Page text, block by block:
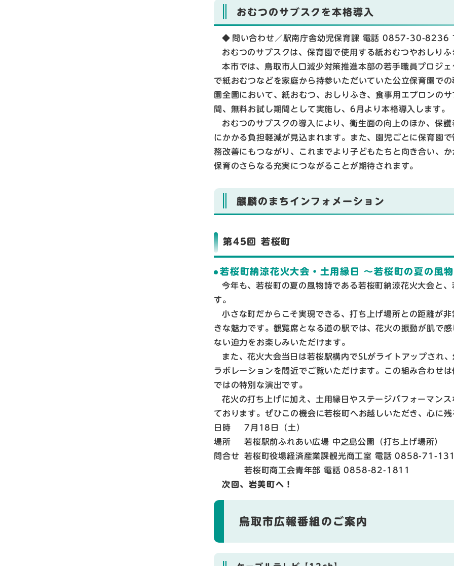
おむつのサブスクを本格導入
問い合わせ／駅南庁舎幼児保育課 電話 0857-30-
おむつのサブスクは、保育園で使用する紙おむつやおしり
本市では、鳥取市人口減少対策推進本部の若手職員プロジ
で紙おむつなどを家庭から持参いただいていた公立保育園で
園全園において、紙おむつ、おしりふき、食事用エプロンの
間、無料お試し期間として実施し、6月より本格導入します。
おむつのサブスクの導入により、衛生面の向上のほか、保
にかかる負担軽減が見込まれます。また、園児ごとに保育園
務改善にもつながり、これまでより子どもたちと向き合い、
保育のさらなる充実につながることが期待されます。
麒麟のまちインフォメーション
第45回 若桜町
若桜町納涼花火大会・土用縁日 ～若桜町の夏の風
今年も、若桜町の夏の風物詩である若桜町納涼花火大会と
す。
小さな町だからこそ実現できる、打ち上げ場所との距離が
きな魅力です。観覧席となる道の駅では、花火の振動が肌で
ない迫力をお楽しみいただけます。
また、花火大会当日は若桜駅構内でSLがライトアップされ
ラボレーションを間近でご覧いただけます。この組み合わせ
ではの特別な演出です。
花火の打ち上げに加え、土用縁日やステージパフォーマン
ております。ぜひこの機会に若桜町へお越しいただき、心に
日時
7月18日（土）
場所
若桜駅前ふれあい広場 中之島公園（打ち上げ場所）
問合せ
若桜町役場経済産業課観光商工室 電話 0858-71-
若桜町商工会青年部 電話 0858-82-1811
次回、岩美町へ！
鳥取市広報番組のご案内